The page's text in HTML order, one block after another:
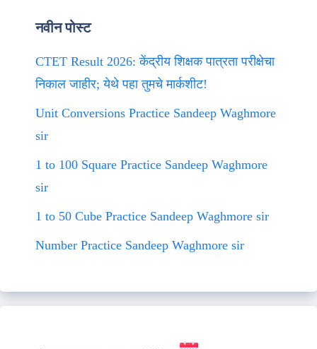
नवीन पोस्ट
CTET Result 2026: केंद्रीय शिक्षक पात्रता परीक्षेचा
निकाल जाहीर; येथे पहा तुमचे मार्कशीट!
Unit Conversions Practice Sandeep Waghmore
sir
1 to 100 Square Practice Sandeep Waghmore
sir
1 to 50 Cube Practice Sandeep Waghmore sir
Number Practice Sandeep Waghmore sir